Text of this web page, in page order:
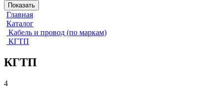
Показать
Главная
Каталог
Кабель и провод (по маркам)
КГТП
КГТП
4